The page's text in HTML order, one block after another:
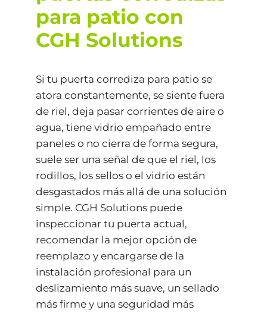
para patio con
CGH Solutions
Si tu puerta corrediza para patio se
atora constantemente, se siente fuera
de riel, deja pasar corrientes de aire o
agua, tiene vidrio empañado entre
paneles o no cierra de forma segura,
suele ser una señal de que el riel, los
rodillos, los sellos o el vidrio están
desgastados más allá de una solución
simple. CGH Solutions puede
inspeccionar tu puerta actual,
recomendar la mejor opción de
reemplazo y encargarse de la
instalación profesional para un
deslizamiento más suave, un sellado
más firme y una seguridad más